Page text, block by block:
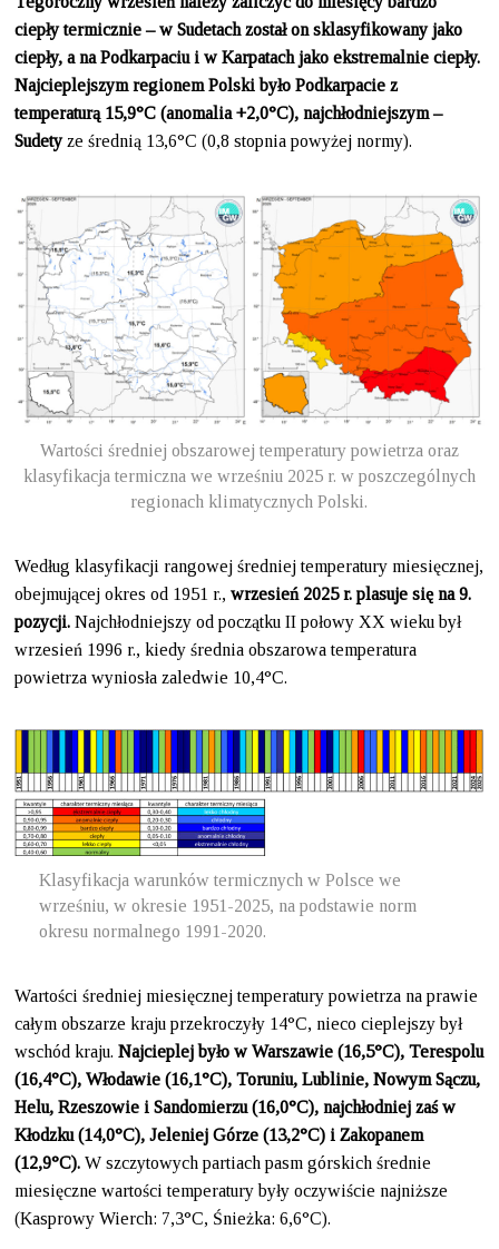
ciepłytermicznie –w Sudetach zostałonsklasyfikowany jako
ciepły, a na Podkarpaciu i w Karpatach jako ekstremalnie ciepły.
Najcieplejszym regionem Polski było Podkarpacie z
temperaturą 15,9°C (anomalia +2,0°C), najchłodniejszym –
Sudety ze średnią 13,6°C (0,8 stopnia powyżej normy).
Wartości średniej obszarowej temperatury powietrza oraz
klasyfikacja termiczna we wrześniu 2025 r. w poszczególnych
regionach klimatycznych Polski.
Według klasyfikacji rangowej średniej temperatury miesięcznej,
obejmującej okres od 1951 r.,wrzesień 2025 r. plasuje się na 9.
pozycji.Najchłodniejszy od początku II połowy XX wieku był
wrzesień 1996 r., kiedy średnia obszarowa temperatura
powietrza wyniosła zaledwie 10,4°C.
Klasyfikacja warunków termicznych w Polsce we
wrześniu, w okresie 1951-2025, na podstawie norm
okresu normalnego 1991-2020.
Wartości średniej miesięcznej temperatury powietrza na prawie
całym obszarze kraju przekroczyły 14°C, nieco cieplejszy był
wschód kraju.Najcieplej było w Warszawie (16,5°C), Terespolu
(16,4°C), Włodawie (16,1°C), Toruniu, Lublinie, Nowym Sączu,
Helu, Rzeszowie i Sandomierzu (16,0°C), najchłodniej zaś w
Kłodzku (14,0°C), Jeleniej Górze (13,2°C) i Zakopanem
(12,9°C). W szczytowych partiach pasm górskich średnie
miesięczne wartości temperatury były oczywiście najniższe
(Kasprowy Wierch: 7,3°C, Śnieżka: 6,6°C).